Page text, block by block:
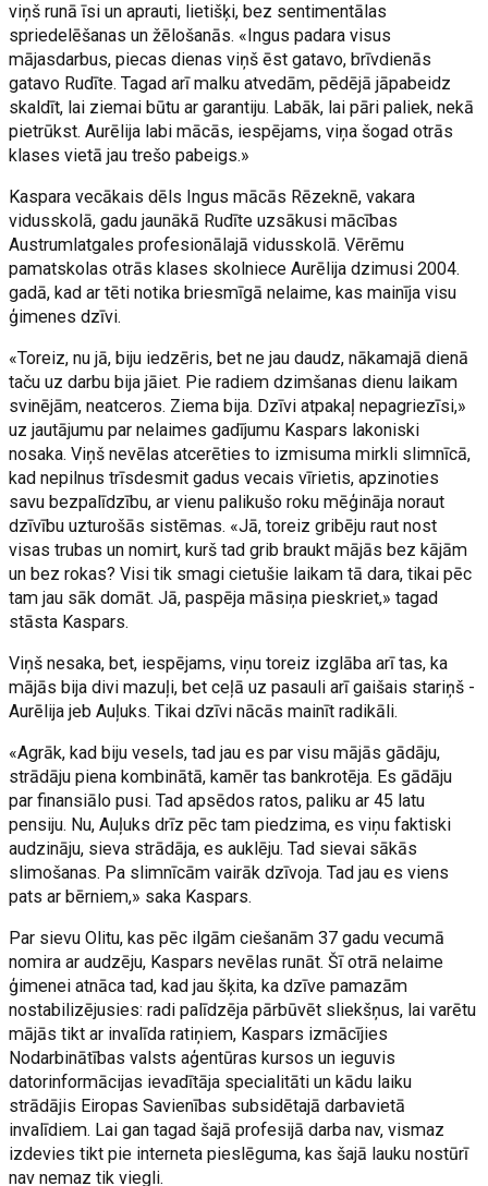
viņš runā īsi un aprauti, lietišķi, bez sentimentālas
spriedelēšanas un žēlošanās. «Ingus padara visus
mājasdarbus, piecas dienas viņš ēst gatavo, brīvdienās
gatavo Rudīte. Tagad arī malku atvedām, pēdējā jāpabeidz
skaldīt, lai ziemai būtu ar garantiju. Labāk, lai pāri paliek, nekā
pietrūkst. Aurēlija labi mācās, iespējams, viņa šogad otrās
klases vietā jau trešo pabeigs.»
Kaspara vecākais dēls Ingus mācās Rēzeknē, vakara
vidusskolā, gadu jaunākā Rudīte uzsākusi mācības
Austrumlatgales profesionālajā vidusskolā. Vērēmu
pamatskolas otrās klases skolniece Aurēlija dzimusi 2004.
gadā, kad ar tēti notika briesmīgā nelaime, kas mainīja visu
ģimenes dzīvi.
«Toreiz, nu jā, biju iedzēris, bet ne jau daudz, nākamajā dienā
taču uz darbu bija jāiet. Pie radiem dzimšanas dienu laikam
svinējām, neatceros. Ziema bija. Dzīvi atpakaļ nepagriezīsi,»
uz jautājumu par nelaimes gadījumu Kaspars lakoniski
nosaka. Viņš nevēlas atcerēties to izmisuma mirkli slimnīcā,
kad nepilnus trīsdesmit gadus vecais vīrietis, apzinoties
savu bezpalīdzību, ar vienu palikušo roku mēģināja noraut
dzīvību uzturošās sistēmas. «Jā, toreiz gribēju raut nost
visas trubas un nomirt, kurš tad grib braukt mājās bez kājām
un bez rokas? Visi tik smagi cietušie laikam tā dara, tikai pēc
tam jau sāk domāt. Jā, paspēja māsiņa pieskriet,» tagad
stāsta Kaspars.
Viņš nesaka, bet, iespējams, viņu toreiz izglāba arī tas, ka
mājās bija divi mazuļi, bet ceļā uz pasauli arī gaišais stariņš -
Aurēlija jeb Auļuks. Tikai dzīvi nācās mainīt radikāli.
«Agrāk, kad biju vesels, tad jau es par visu mājās gādāju,
strādāju piena kombinātā, kamēr tas bankrotēja. Es gādāju
par finansiālo pusi. Tad apsēdos ratos, paliku ar 45 latu
pensiju. Nu, Auļuks drīz pēc tam piedzima, es viņu faktiski
audzināju, sieva strādāja, es auklēju. Tad sievai sākās
slimošanas. Pa slimnīcām vairāk dzīvoja. Tad jau es viens
pats ar bērniem,» saka Kaspars.
Par sievu Olitu, kas pēc ilgām ciešanām 37 gadu vecumā
nomira ar audzēju, Kaspars nevēlas runāt. Šī otrā nelaime
ģimenei atnāca tad, kad jau šķita, ka dzīve pamazām
nostabilizējusies: radi palīdzēja pārbūvēt sliekšņus, lai varētu
mājās tikt ar invalīda ratiņiem, Kaspars izmācījies
Nodarbinātības valsts aģentūras kursos un ieguvis
datorinformācijas ievadītāja specialitāti un kādu laiku
strādājis Eiropas Savienības subsidētajā darbavietā
invalīdiem. Lai gan tagad šajā profesijā darba nav, vismaz
izdevies tikt pie interneta pieslēguma, kas šajā lauku nostūrī
nav nemaz tik viegli.